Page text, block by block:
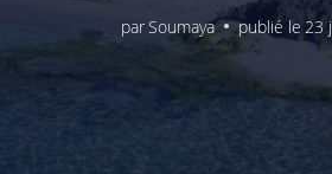
parSoumaya publié le 23